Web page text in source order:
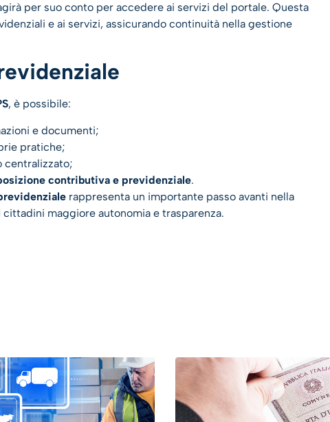
per suo conto per accedere ai servizi del portale. Questa
e ai servizi, assicurando continuità nella gestione
, è possibile:
e documenti;
pratiche;
centralizzato;
contributiva e previdenziale.
rappresenta un importante passo avanti nella
maggiore autonomia e trasparenza.